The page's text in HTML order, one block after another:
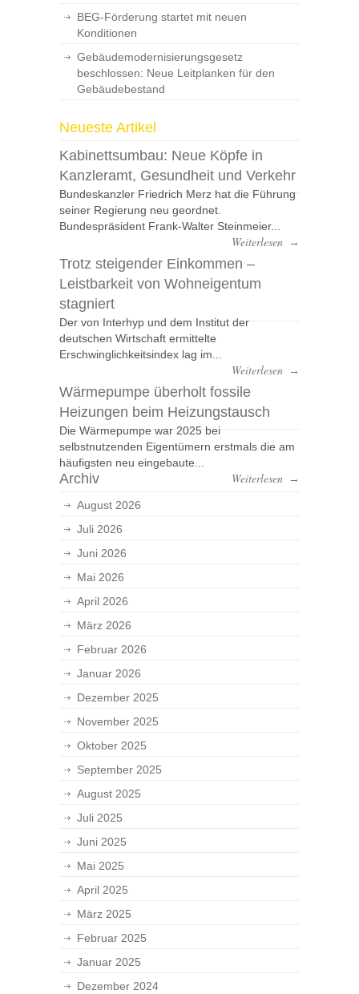
BEG-Förderung startet mit neuen
Konditionen
Gebäudemodernisierungsgesetz
beschlossen: Neue Leitplanken für den
Gebäudebestand
Neueste Artikel
Kabinettsumbau: Neue Köpfe in
Kanzleramt, Gesundheit und Verkehr
Bundeskanzler Friedrich Merz hat die Führung
seiner Regierung neu geordnet.
Bundespräsident Frank-Walter Steinmeier...
Weiterlesen →
Trotz steigender Einkommen –
Leistbarkeit von Wohneigentum
stagniert
Der von Interhyp und dem Institut der
deutschen Wirtschaft ermittelte
Erschwinglichkeitsindex lag im...
Weiterlesen →
Wärmepumpe überholt fossile
Heizungen beim Heizungstausch
Die Wärmepumpe war 2025 bei
selbstnutzenden Eigentümern erstmals die am
häufigsten neu eingebaute...
Weiterlesen →
Archiv
August 2026
Juli 2026
Juni 2026
Mai 2026
April 2026
März 2026
Februar 2026
Januar 2026
Dezember 2025
November 2025
Oktober 2025
September 2025
August 2025
Juli 2025
Juni 2025
Mai 2025
April 2025
März 2025
Februar 2025
Januar 2025
Dezember 2024